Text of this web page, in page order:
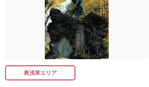
奥浅草エリア